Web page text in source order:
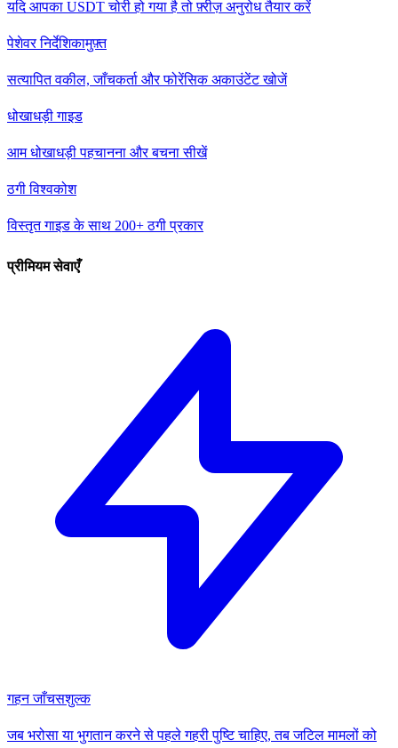
यदि आपका USDT चोरी हो गया है तो फ़्रीज़ अनुरोध तैयार करें
पेशेवर निर्देशिकामुफ़्त
सत्यापित वकील, जाँचकर्ता और फोरेंसिक अकाउंटेंट खोजें
धोखाधड़ी गाइड
आम धोखाधड़ी पहचानना और बचना सीखें
ठगी विश्वकोश
विस्तृत गाइड के साथ 200+ ठगी प्रकार
प्रीमियम सेवाएँ
गहन जाँचसशुल्क
जब भरोसा या भुगतान करने से पहले गहरी पुष्टि चाहिए, तब जटिल मामलों को